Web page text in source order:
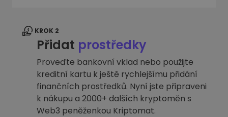
KROK 2
Přidat prostředky
Proveďte bankovní vklad nebo použijte
kreditní kartu k ještě rychlejšímu přidání
finančních prostředků. Nyní jste připraveni
k nákupu a 2000+ dalších kryptoměn s
Web3 peněženkou Kriptomat.